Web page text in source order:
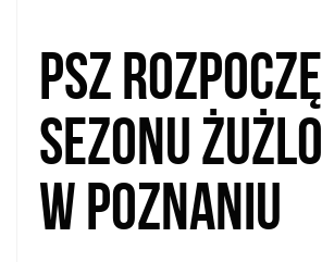
PSZ
sezonu
w Poznaniu